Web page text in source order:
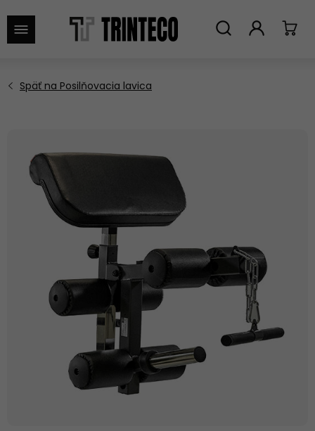
VYHĽADAŤ